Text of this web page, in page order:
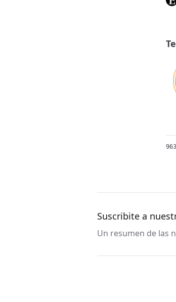
Suscribite a
Un resumen de las